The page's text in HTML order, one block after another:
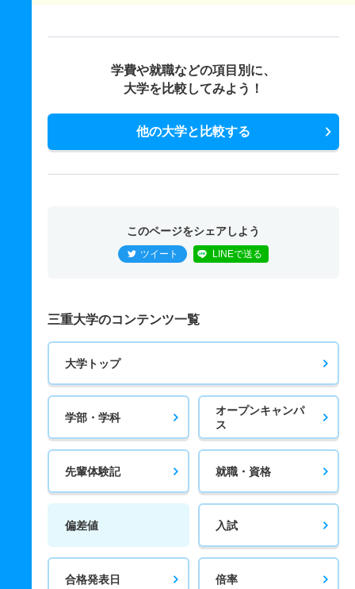
学費や就職などの項目別に、
大学を比較してみよう！
他の大学と比較する
このページをシェアしよう
ツイート LINEで送る
三重大学のコンテンツ一覧
大学トップ
学部・学科
オープンキャンパ
ス
先輩体験記 就職・資格
偏差値 入試
合格発表日 倍率